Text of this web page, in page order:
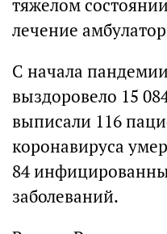
тяжелом
лечение
С начала
выздоровело 15
выписали 116
коронавируса
84
заболеваний.